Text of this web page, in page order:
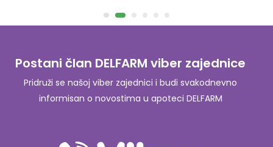
Postani član DELFARM viber zajednice
Pridruži se našoj viber zajednici i budi svakodnevno
informisan o novostima u apoteci DELFARM